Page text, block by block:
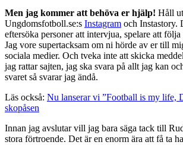
Men jag kommer att behöva er hjälp! Håll
Ungdomsfotboll.se:s Instagram och Instastory.
eftersöka personer att intervjua, spelare att följa
Jag vore supertacksam om ni hörde av er till
sociala medier. Och tveka inte att skicka
jag rattar sajten, jag ska svara på allt jag kan
svaret så svarar jag ändå.
Läs också: Nu lanserar vi ”Football is my life,
skopåsen
Innan jag avslutar vill jag bara säga tack till
stora förtroende. Det är en enorm ära att få ta